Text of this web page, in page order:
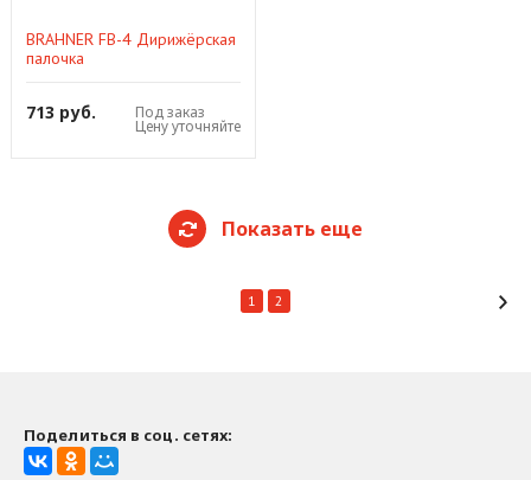
BRAHNER FB-4 Дирижёрская
палочка
713 руб. Под заказ
Цену уточняйте
Показать еще
1 2
Поделиться в соц. сетях: